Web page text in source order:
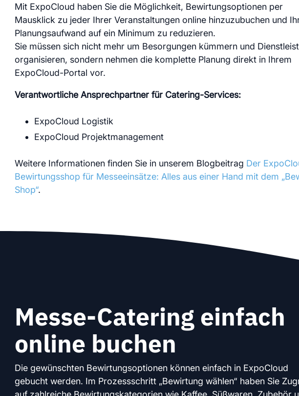
Module Services
Mit ExpoCloud haben Sie die Möglichkeit, Bewirtungsoptionen per
Mausklick zu jeder Ihrer Veranstaltungen online hinzuzubuchen und
Planungsaufwand auf ein Minimum zu reduzieren.
Sie müssen sich nicht mehr um Besorgungen kümmern und
organisieren, sondern nehmen die komplette Planung direkt in Ihrem
ExpoCloud-Portal vor.
Verantwortliche Ansprechpartner für Catering-Services:
ExpoCloud Logistik
ExpoCloud Projektmanagement
Weitere Informationen finden Sie in unserem Blogbeitrag Der
Bewirtungsshop für Messeeinsätze: Alles aus einer Hand mit dem
Shop“.
Messe-Catering einfach
online buchen
Die gewünschten Bewirtungsoptionen können einfach in ExpoCloud
gebucht werden. Im Prozessschritt „Bewirtung wählen“ haben Sie